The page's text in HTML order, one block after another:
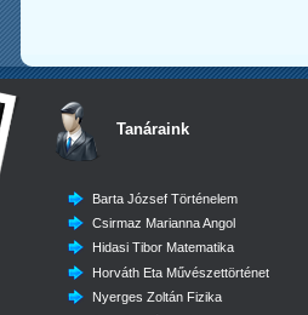
Tanáraink
Barta József Történelem
Csirmaz Marianna Angol
Hidasi Tibor Matematika
Horváth Eta Művészettörténet
Nyerges Zoltán Fizika